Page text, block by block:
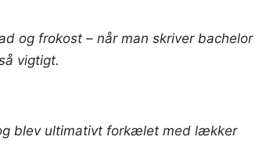
og frokost – når man skriver bachelor
vigtigt.
blev ultimativt forkælet med lækker